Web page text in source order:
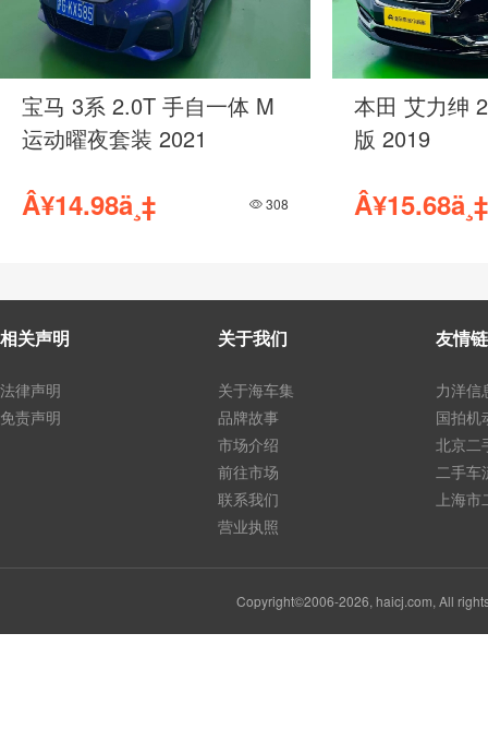
宝马 3系 2.0T 手自一体 M
运动曜夜套装 2021
Â¥14.98ä¸‡ 308
本田 艾力绅
版 2019
Â¥15.68ä¸‡
相关声明
法律声明
免责声明
关于我们
关于海车集
品牌故事
市场介绍
前往市场
联系我们
营业执照
友情
力洋信
国拍机
北京二
二手车
上海
Copyright©2006-2026, haicj.com, All